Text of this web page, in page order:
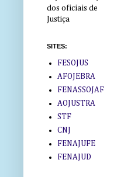
dos oficiais de
Justiça
SITES:
FESOJUS
AFOJEBRA
FENASSOJAF
AOJUSTRA
STF
CNJ
FENAJUFE
FENAJUD